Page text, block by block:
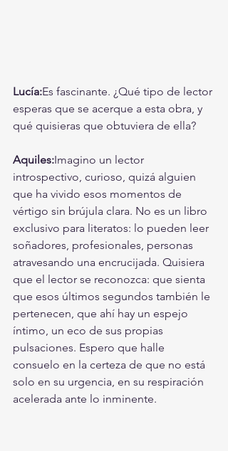
Lucía:Es fascinante. ¿Qué tipo de lector
esperas que se acerque a esta obra, y
qué quisieras que obtuviera de ella?
Aquiles:Imagino un lector
introspectivo, curioso, quizá alguien
que ha vivido esos momentos de
vértigo sin brújula clara. No es un libro
exclusivo para literatos: lo pueden leer
soñadores, profesionales, personas
atravesando una encrucijada. Quisiera
que el lector se reconozca: que sienta
que esos últimos segundos también le
pertenecen, que ahí hay un espejo
íntimo, un eco de sus propias
pulsaciones. Espero que halle
consuelo en la certeza de que no está
solo en su urgencia, en su respiración
acelerada ante lo inminente.